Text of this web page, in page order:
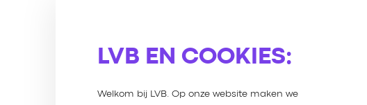
LVB EN COOKIES:
Welkom bij LVB. Op onze website maken we